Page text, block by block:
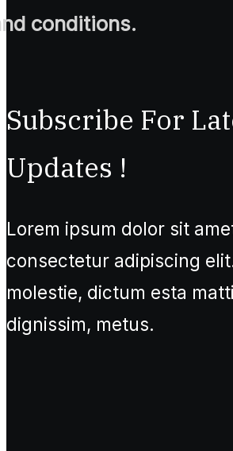
conditions.
Subscribe For
Updates !
Lorem ipsum dolor sit
consectetur adipiscing
molestie, dictum esta
dignissim, metus.